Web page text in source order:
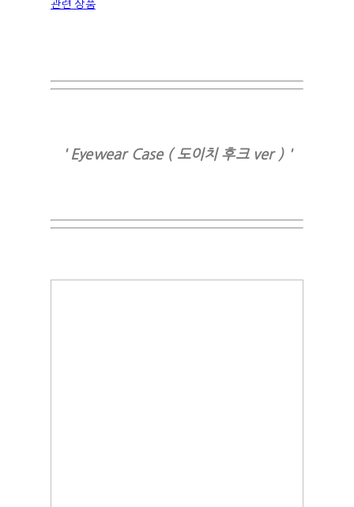
관련 상품
' Eyewear Case ( 도이치 후크 ver ) '